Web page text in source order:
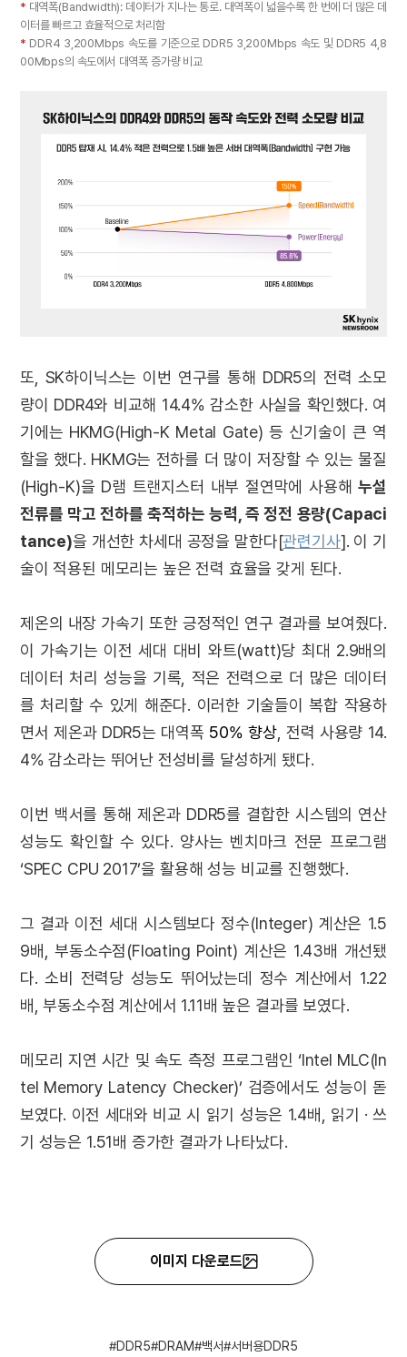
* 대역폭(Bandwidth): 데이터가 지나는 통로. 대역폭이 넓을수록 한 번에 더 많은 데
이터를 빠르고 효율적으로 처리함
* DDR4 3,200Mbps 속도를 기준으로 DDR5 3,200Mbps 속도 및 DDR5 4,8
00Mbps의 속도에서 대역폭 증가량 비교
또, SK하이닉스는 이번 연구를 통해 DDR5의 전력 소모
량이 DDR4와 비교해 14.4% 감소한 사실을 확인했다. 여
기에는 HKMG(High-K Metal Gate) 등 신기술이 큰 역
할을 했다. HKMG는 전하를 더 많이 저장할 수 있는 물질
(High-K)을 D램 트랜지스터 내부 절연막에 사용해누설
전류를 막고 전하를 축적하는 능력, 즉 정전 용량(Capaci
tance)을 개선한 차세대 공정을 말한다[관련기사]. 이 기
술이 적용된 메모리는 높은 전력 효율을 갖게 된다.
제온의 내장 가속기 또한 긍정적인 연구 결과를 보여줬다.
이 가속기는 이전 세대 대비 와트(watt)당 최대 2.9배의
데이터 처리 성능을 기록, 적은 전력으로 더 많은 데이터
를 처리할 수 있게 해준다. 이러한 기술들이 복합 작용하
면서 제온과 DDR5는 대역폭 50% 향상, 전력 사용량 14.
4% 감소라는 뛰어난 전성비를 달성하게 됐다.
이번 백서를 통해 제온과 DDR5를 결합한 시스템의 연산
성능도 확인할 수 있다. 양사는 벤치마크 전문 프로그램
‘SPEC CPU 2017’을 활용해 성능 비교를 진행했다.
그 결과 이전 세대 시스템보다 정수(Integer) 계산은 1.5
9배, 부동소수점(Floating Point) 계산은 1.43배 개선됐
다. 소비 전력당 성능도 뛰어났는데 정수 계산에서 1.22
배, 부동소수점 계산에서 1.11배 높은 결과를 보였다.
메모리 지연 시간 및 속도 측정 프로그램인 ‘Intel MLC(In
tel Memory Latency Checker)’ 검증에서도 성능이 돋
보였다. 이전 세대와 비교 시 읽기 성능은 1.4배, 읽기 · 쓰
기 성능은 1.51배 증가한 결과가 나타났다.
이미지 다운로드
DDR5 DRAM 백서 서버용DDR5